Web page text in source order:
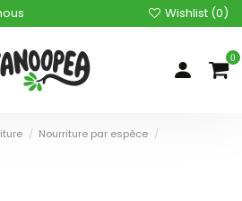
Wishlist (0)
0
Nourriture par espèce